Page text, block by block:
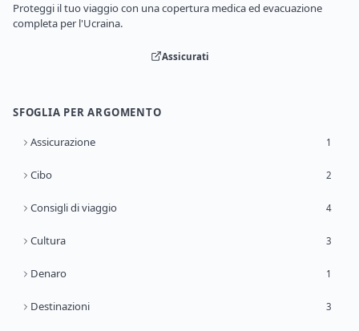
Proteggi il tuo viaggio con una copertura medica ed evacuazione
completa per l'Ucraina.
Assicurati
SFOGLIA PER ARGOMENTO
Assicurazione 1
Cibo 2
Consigli di viaggio 4
Cultura 3
Denaro 1
Destinazioni 3